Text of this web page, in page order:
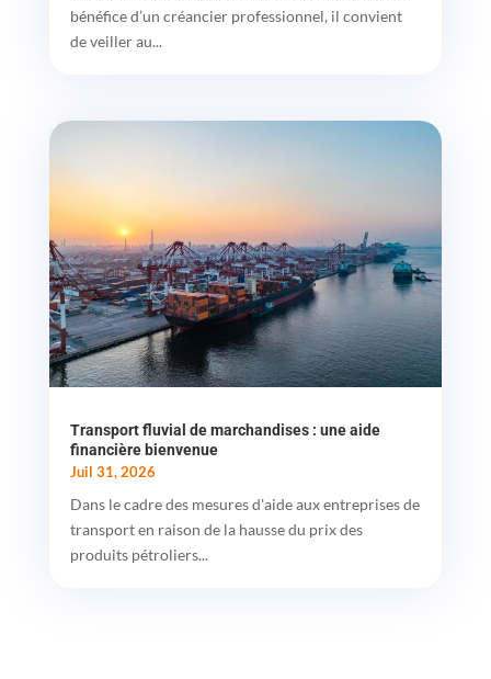
bénéfice d’un créancier professionnel, il convient
de veiller au...
Transport fluvial de marchandises : une aide
financière bienvenue
Juil 31, 2026
Dans le cadre des mesures d'aide aux entreprises de
transport en raison de la hausse du prix des
produits pétroliers...